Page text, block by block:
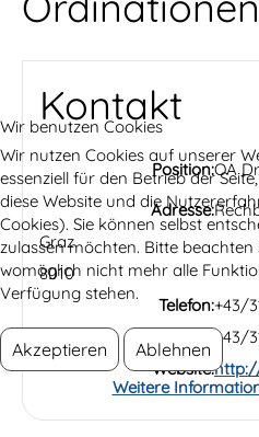
Kontakt
Position:OA
Adresse:
Graz
8010
Telefon:+43/
+43/
Website:
Wir benutzen Cookies
Wir nutzen Cookies auf unserer
essenziell für den Betrieb der
diese Website und die
Cookies). Sie können selbst
zulassen möchten. Bitte beachten
womöglich nicht mehr alle
Verfügung stehen.
Akzeptieren Ablehnen
Weitere